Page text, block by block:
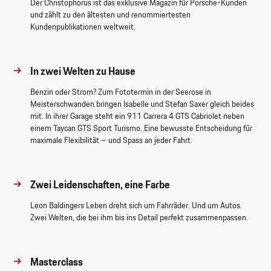
Der Christophorus ist das exklusive Magazin für Porsche-Kunden
und zählt zu den ältesten und renommiertesten
Kundenpublikationen weltweit.
In zwei Welten zu Hause
Benzin oder Strom? Zum Fototermin in der Seerose in
Meisterschwanden bringen Isabelle und Stefan Saxer gleich beides
mit. In ihrer Garage steht ein 911 Carrera 4 GTS Cabriolet neben
einem Taycan GTS Sport Turismo. Eine bewusste Entscheidung für
maximale Flexibilität – und Spass an jeder Fahrt.
Zwei Leidenschaften, eine Farbe
Leon Baldingers Leben dreht sich um Fahrräder. Und um Autos.
Zwei Welten, die bei ihm bis ins Detail perfekt zusammenpassen.
Masterclass